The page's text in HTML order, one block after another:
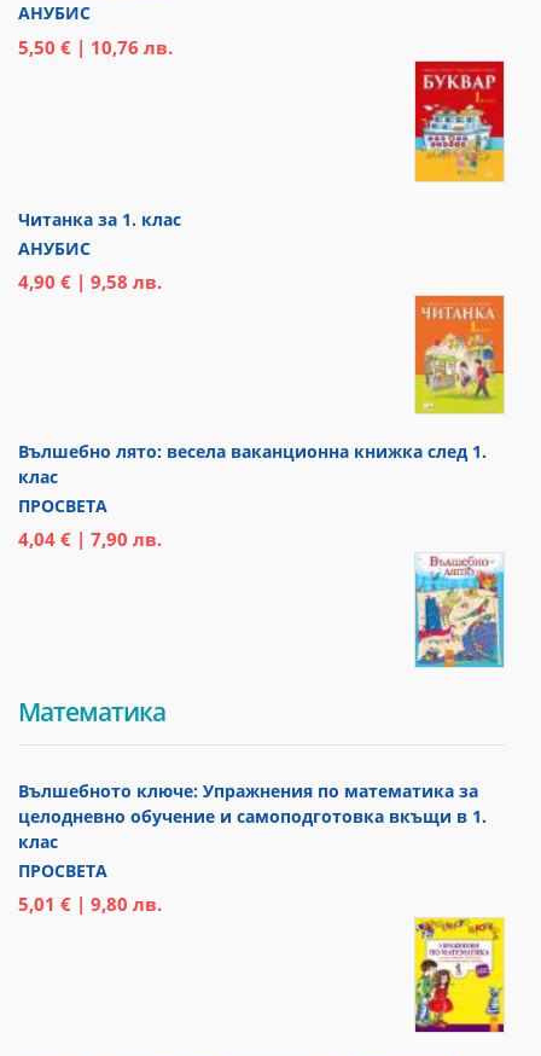
АНУБИС
5,50 € | 10,76 лв.
Читанка за 1. клас
АНУБИС
4,90 € | 9,58 лв.
Вълшебно лято: весела ваканционна книжка след 1.
клас
ПРОСВЕТА
4,04 € | 7,90 лв.
Математика
Вълшебното ключе: Упражнения по математика за
целодневно обучение и самоподготовка вкъщи в 1.
клас
ПРОСВЕТА
5,01 € | 9,80 лв.